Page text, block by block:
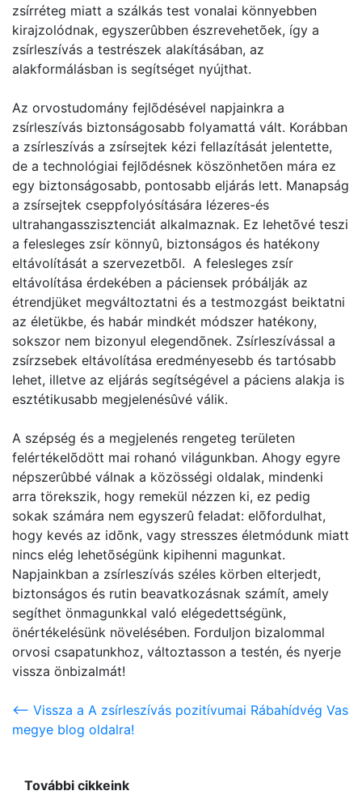
zsírréteg miatt a szálkás test vonalai könnyebben
kirajzolódnak, egyszerûbben észrevehetõek, így a
zsírleszívás a testrészek alakításában, az
alakformálásban is segítséget nyújthat.
Az orvostudomány fejlõdésével napjainkra a
zsírleszívás biztonságosabb folyamattá vált. Korábban
a zsírleszívás a zsírsejtek kézi fellazítását jelentette,
de a technológiai fejlõdésnek köszönhetõen mára ez
egy biztonságosabb, pontosabb eljárás lett. Manapság
a zsírsejtek cseppfolyósítására lézeres-és
ultrahangasszisztenciát alkalmaznak. Ez lehetõvé teszi
a felesleges zsír könnyû, biztonságos és hatékony
eltávolítását a szervezetbõl. A felesleges zsír
eltávolítása érdekében a páciensek próbálják az
étrendjüket megváltoztatni és a testmozgást beiktatni
az életükbe, és habár mindkét módszer hatékony,
sokszor nem bizonyul elegendõnek. Zsírleszívással a
zsírzsebek eltávolítása eredményesebb és tartósabb
lehet, illetve az eljárás segítségével a páciens alakja is
esztétikusabb megjelenésûvé válik.
A szépség és a megjelenés rengeteg területen
felértékelõdött mai rohanó világunkban. Ahogy egyre
népszerûbbé válnak a közösségi oldalak, mindenki
arra törekszik, hogy remekül nézzen ki, ez pedig
sokak számára nem egyszerû feladat: elõfordulhat,
hogy kevés az idõnk, vagy stresszes életmódunk miatt
nincs elég lehetõségünk kipihenni magunkat.
Napjainkban a zsírleszívás széles körben elterjedt,
biztonságos és rutin beavatkozásnak számít, amely
segíthet önmagunkkal való elégedettségünk,
önértékelésünk növelésében. Forduljon bizalommal
orvosi csapatunkhoz, változtasson a testén, és nyerje
vissza önbizalmát!
<-- Vissza a A zsírleszívás pozitívumai Rábahídvég Vas
megye blog oldalra!
További cikkeink